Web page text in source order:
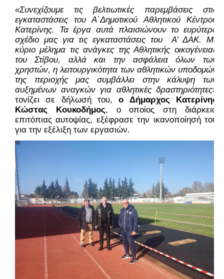
«Συνεχίζουμε τις βελτιωτικές παρεμβάσεις στις
εγκαταστάσεις του Α΄Δημοτικού Αθλητικού Κέντρου
Κατερίνης. Τα έργα αυτά πλαισιώνουν το ευρύτερο
σχέδιο μας για τις εγκαταστάσεις του  Α’ ΔΑΚ. Με
κύριο μέλημα τις ανάγκες της Αθλητικής οικογένειας
του Στίβου, αλλά και την ασφάλεια όλων των
χρηστών, η λειτουργικότητα των αθλητικών υποδομών
της περιοχής μας συμβάλλει στην κάλυψη των
αυξημένων αναγκών για αθλητικές δραστηριότητες»
τονίζει σε δήλωσή του, ο Δήμαρχος Κατερίνης
Κώστας Κουκοδήμος, ο οποίος στη διάρκεια
επιτόπιας αυτοψίας, εξέφρασε την ικανοποίησή του
για την εξέλιξη των εργασιών.